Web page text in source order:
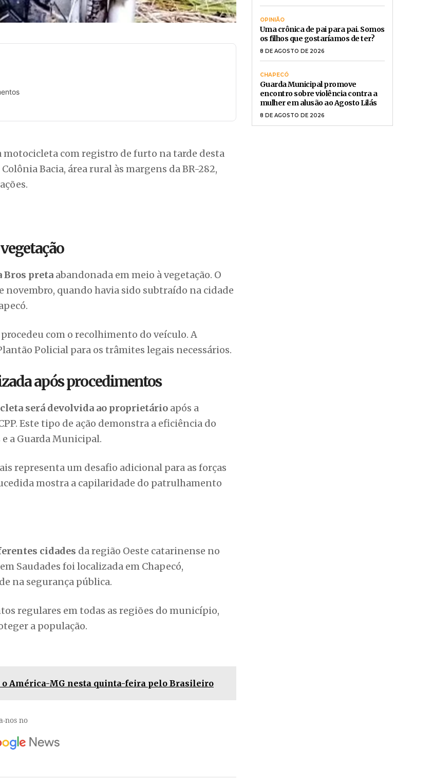
motocicleta com registro de furto na tarde desta
Bacia, área rural às margens da BR-282,
Bros preta abandonada em meio à vegetação. O
quando havia sido subtraído na cidade
com o recolhimento do veículo. A
Policial para os trâmites legais necessários.
após procedimentos
será devolvida ao proprietário após a
Este tipo de ação demonstra a eficiência do
a Guarda Municipal.
representa um desafio adicional para as forças
mostra a capilaridade do patrulhamento
cidades da região Oeste catarinense no
Saudades foi localizada em Chapecó,
na segurança pública.
regulares em todas as regiões do município,
a população.
América-MG nesta quinta-feira pelo Brasileiro
nos no
OPINIÃO
Uma crônica de pai para pai. Somos
os filhos que gostaríamos de ter?
8 DE AGOSTO DE 2026
CHAPECÓ
Guarda Municipal promove
encontro sobre violência contra a
mulher em alusão ao Agosto Lilás
8 DE AGOSTO DE 2026